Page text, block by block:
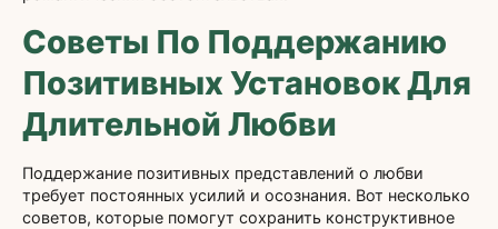
Советы По Поддержанию
Позитивных Установок Для
Длительной Любви
Поддержание позитивных представлений о любви
требует постоянных усилий и осознания. Вот несколько
советов, которые помогут сохранить конструктивное